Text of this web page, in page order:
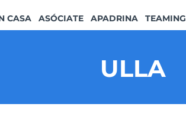
CASA ASÓCIATE APADRINA TEAMING
ULLA